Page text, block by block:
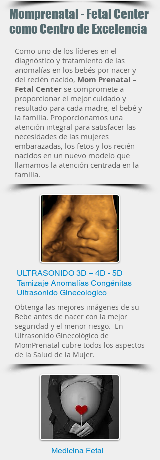
Momprenatal - Fetal Center
como Centro de Excelencia
Como uno de los líderes en el
diagnóstico y tratamiento de las
anomalías en los bebés por nacer y
del recién nacido, Mom Prenatal –
Fetal Center se compromete a
proporcionar el mejor cuidado y
resultado para cada madre, el bebé y
la familia. Proporcionamos una
atención integral para satisfacer las
necesidades de las mujeres
embarazadas, los fetos y los recién
nacidos en un nuevo modelo que
llamamos la atención centrada en la
familia.
ULTRASONIDO 3D – 4D - 5D
Tamizaje Anomalías Congénitas
Ultrasonido Ginecologico
Obtenga las mejores imágenes de su
Bebe antes de nacer con la mejor
seguridad y el menor riesgo. En
Ultrasonido Ginecológico de
MomPrenatal cubre todos los aspectos
de la Salud de la Mujer.
Medicina Fetal